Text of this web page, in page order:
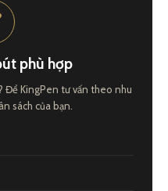
phù hợp
Để KingPen tư vấn theo nhu
sách của bạn.